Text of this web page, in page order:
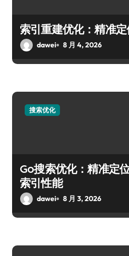
索引重建优化：精准
dawei 8 月 4, 2026
搜索优化
Go搜索优化：精准定
索引性能
dawei 8 月 3, 2026